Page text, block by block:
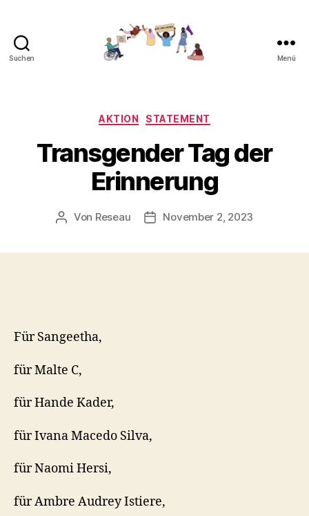
Suchen Menü
Kategorien
AKTION STATEMENT
Transgender Tag der
Erinnerung
Beitragsautor
Von Reseau Veröffentlichungsdatum
November 2, 2023
Für Sangeetha,
für Malte C,
für Hande Kader,
für Ivana Macedo Silva,
für Naomi Hersi,
für Ambre Audrey Istiere,